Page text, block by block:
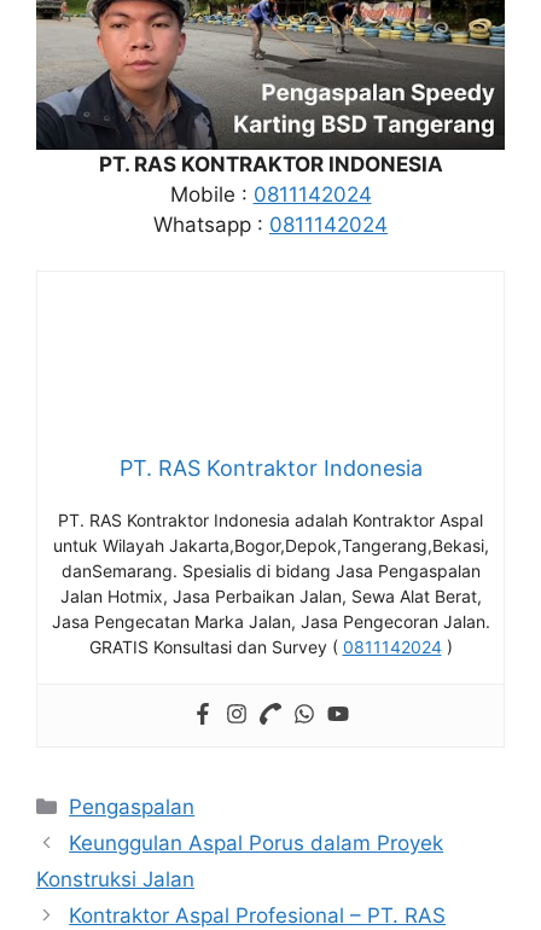
PT. RAS KONTRAKTOR INDONESIA
Mobile : 0811142024
Whatsapp : 0811142024
PT. RAS Kontraktor Indonesia
PT. RAS Kontraktor Indonesia adalah Kontraktor Aspal
untuk Wilayah Jakarta,Bogor,Depok,Tangerang,Bekasi,
danSemarang. Spesialis di bidang Jasa Pengaspalan
Jalan Hotmix, Jasa Perbaikan Jalan, Sewa Alat Berat,
Jasa Pengecatan Marka Jalan, Jasa Pengecoran Jalan.
GRATIS Konsultasi dan Survey ( 0811142024)
Kategori
Pengaspalan
Keunggulan Aspal Porus dalam Proyek
Konstruksi Jalan
Kontraktor Aspal Profesional – PT. RAS